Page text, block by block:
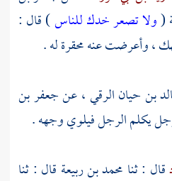
(ولا تصعر خدك للناس) قال :
، وأعرضت عنه محقرة له .
بن حيان الرقي ،عنجعفر بن
يكلم الرجل فيلوي وجهه .
قال : ثنا محمد بن ربيعة قال : ثنا